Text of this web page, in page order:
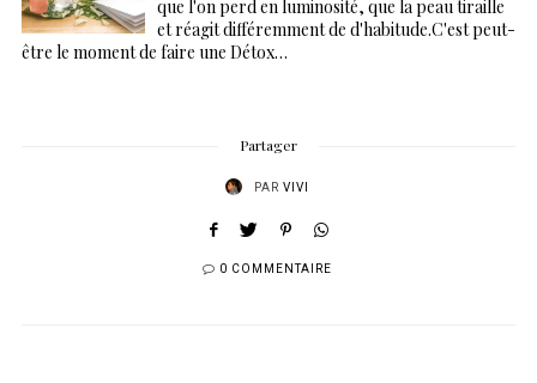
que l'on perd en luminosité, que la peau tiraille
et réagit différemment de d'habitude.C'est peut-
être le moment de faire une Détox…
Partager
PAR VIVI
0 COMMENTAIRE